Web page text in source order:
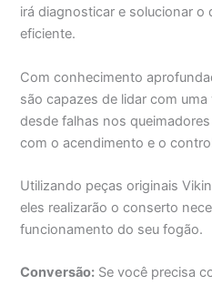
irá diagnosticar e solucionar o
eficiente.
Com conhecimento
são capazes de lidar com
desde falhas nos
com o acendimento e o
Utilizando peças originais
eles realizarão o conserto
funcionamento do seu fogão.
Conversão: Se você precisa